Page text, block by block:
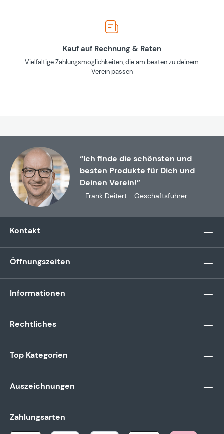
Kauf auf Rechnung & Raten
Vielfältige Zahlungsmöglichkeiten, die am besten zu deinem
Verein passen
“Ich finde die schönsten und
besten Produkte für Dich und
Deinen Verein!”
- Frank Deitert - Geschäftsführer
Kontakt
Öffnungszeiten
Informationen
Rechtliches
Top Kategorien
Auszeichnungen
Zahlungsarten